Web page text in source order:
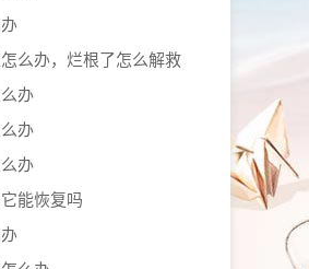
么办，烂根了怎么解救
办
办
办
能恢复吗